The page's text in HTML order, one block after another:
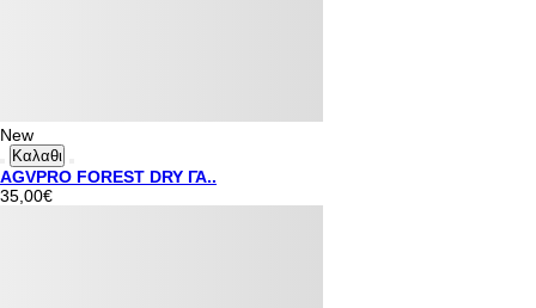
New
Καλαθι
AGVPRO FOREST DRY ΓΑ..
35,00€